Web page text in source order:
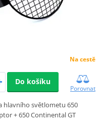
Na cestě
Do košíku
Porovnat
hlavního světlometu 650
+ 650 Continental GT